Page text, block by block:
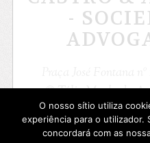
-
© Túlio Machado
Associados -
O nosso sítio utiliza
experiência para o utilizador.
concordará com as